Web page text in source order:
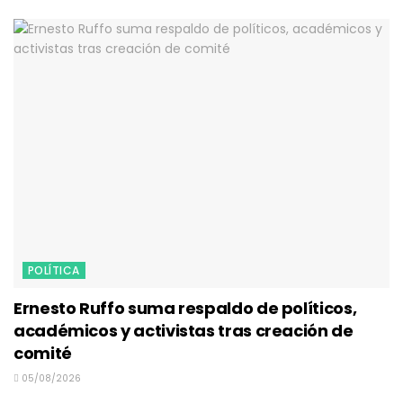
POLÍTICA
Ernesto Ruffo suma respaldo de políticos,
académicos y activistas tras creación de
comité
05/08/2026